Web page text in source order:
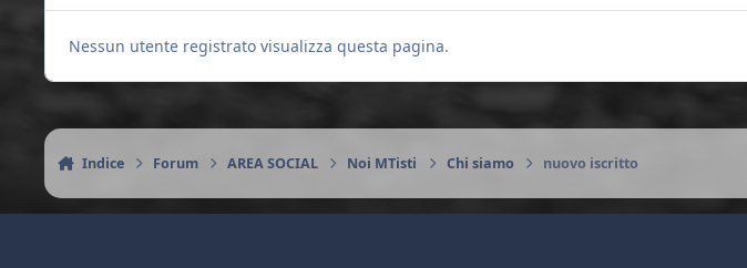
Nessun utente registrato visualizza questa pagina.
Indice Forum AREA SOCIAL Noi MTisti Chi siamo nuovo iscritto